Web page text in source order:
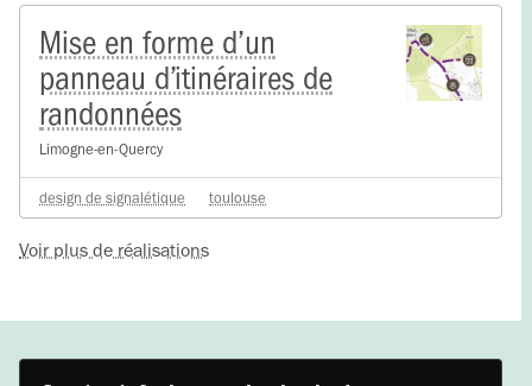
Mise en forme d’un
panneau d’itinéraires de
randonnées
Limogne-en-Quercy
design de signalétique toulouse
Voir plus de réalisations